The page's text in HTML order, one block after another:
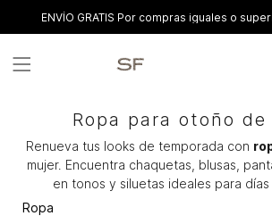
ENVÍO GRATIS Por compras iguales o
Ropa para otoño de
Renueva tus looks de temporada con
mujer. Encuentra chaquetas, blusas,
en tonos y siluetas ideales para días
Ropa